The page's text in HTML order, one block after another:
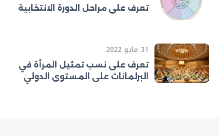
تعرف على مراحل الدورة الانتخابية
31 مايو 2022
تعرف على نسب تمثيل المرأة في
البرلمانات على المستوى الدولي